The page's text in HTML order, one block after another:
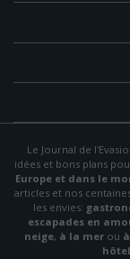
Le Journal de
idées et bons plans
Europe et dans le
articles et nos
les envies:
escapades en
neige, à la mer ou
hôtel